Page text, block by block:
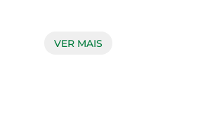
VER MAIS